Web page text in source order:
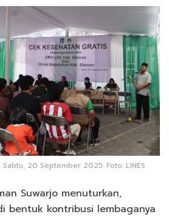
Sabtu, 20 September 2025. Foto: LINES
Suwarjo menuturkan,
bentuk kontribusi lembaganya